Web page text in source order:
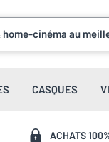
home-cinéma au
CASQUES
ACHATS